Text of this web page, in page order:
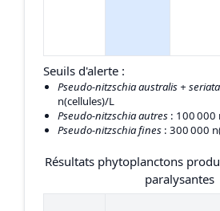
Seuils d'alerte :
Pseudo-nitzschia australis + seriata
n(cellules)/L
Pseudo-nitzschia autres : 100 000
Pseudo-nitzschia fines : 300 000
Résultats phytoplanctons
paralysantes